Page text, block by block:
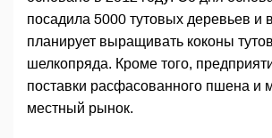
посадила 5000 тутовых деревьев и
планирует выращивать коконы
шелкопряда. Кроме того,
поставки расфасованного пшена и
местный рынок.